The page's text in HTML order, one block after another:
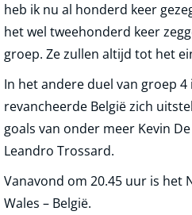
heb ik nu al honderd keer
het wel tweehonderd keer
groep. Ze zullen altijd tot het
In het andere duel van groep 4
revancheerde België zich
goals van onder meer Kevin
Leandro Trossard.
Vanavond om 20.45 uur is het
Wales – België.